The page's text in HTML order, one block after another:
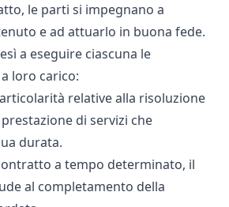
le parti si impegnano a
e ad attuarlo in buona fede.
a eseguire ciascuna le
loro carico:
relative alla risoluzione
di servizi che
durata.
a tempo determinato, il
al completamento della